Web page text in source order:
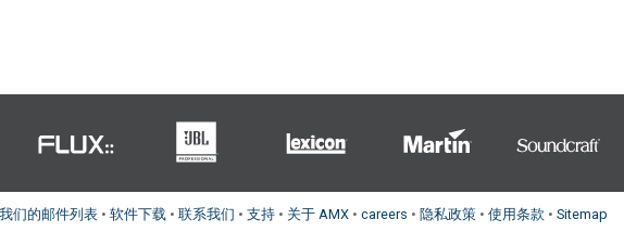
们的邮件列表 • 软件下载 • 联系我们 • 支持 • 关于 AMX • careers • 隐私政策 • 使用条款 • Sitemap